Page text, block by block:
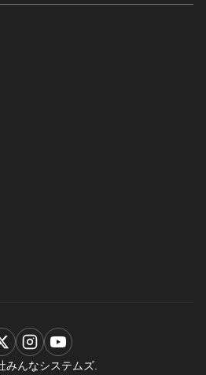
みんなシステムズ.